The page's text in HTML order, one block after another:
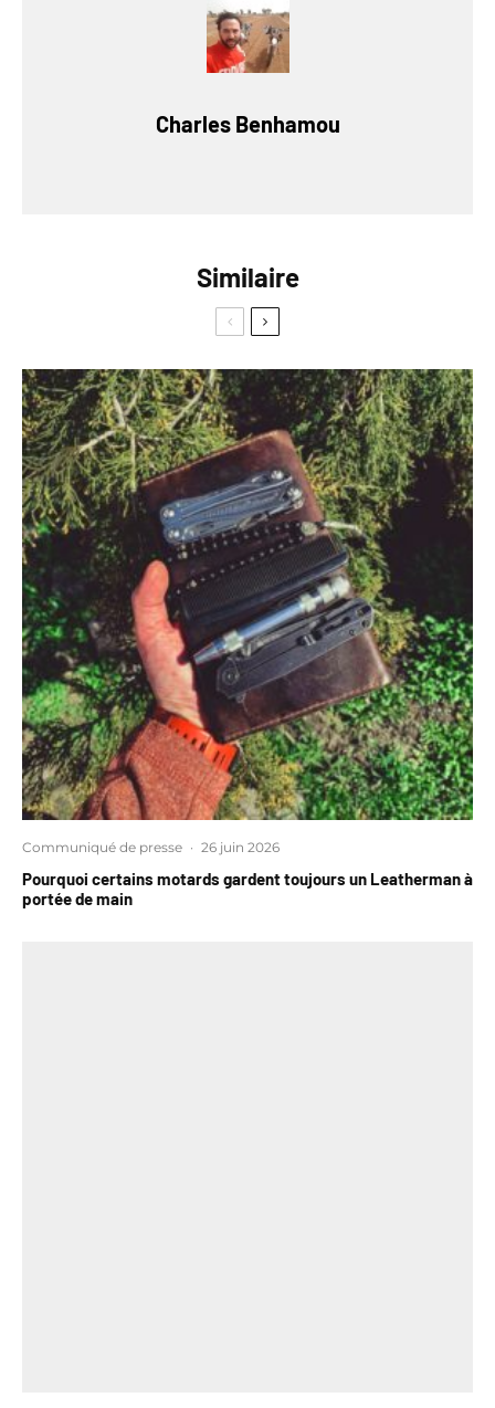
Charles Benhamou
Similaire
Communiqué de presse · 26 juin 2026
Pourquoi certains motards gardent toujours un Leatherman à
portée de main